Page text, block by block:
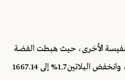
الأخرى، حيث هبطت الفضة
1.1% إلى 65.11 دولار للأوقية، وانخفض البلاتين 1.7% إلى 1667.14